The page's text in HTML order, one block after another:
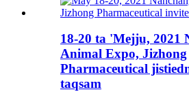
18-20 ta 'Mejju, 2021
Animal Expo, Jizhong
Pharmaceutical
taqsam